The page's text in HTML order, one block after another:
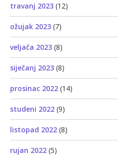
travanj 2023 (12)
ožujak 2023 (7)
veljača 2023 (8)
siječanj 2023 (8)
prosinac 2022 (14)
studeni 2022 (9)
listopad 2022 (8)
rujan 2022 (5)